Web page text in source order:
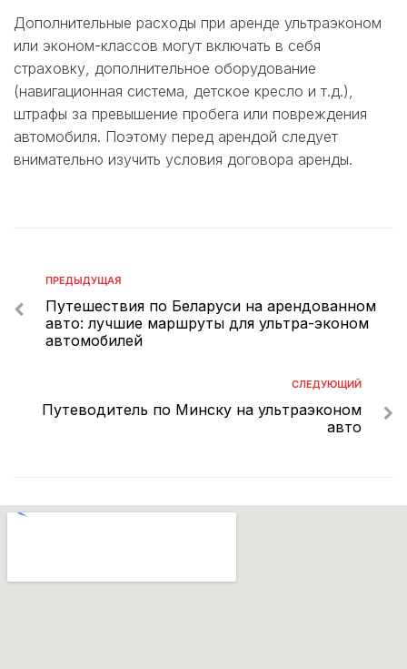
Дополнительные расходы при аренде ультраэконом
или эконом-классов могут включать в себя
страховку, дополнительное оборудование
(навигационная система, детское кресло и т.д.),
штрафы за превышение пробега или повреждения
автомобиля. Поэтому перед арендой следует
внимательно изучить условия договора аренды.
ПРЕДЫДУЩАЯ
Путешествия по Беларуси на арендованном
авто: лучшие маршруты для ультра-эконом
автомобилей
СЛЕДУЮЩИЙ
Путеводитель по Минску на ультраэконом
авто